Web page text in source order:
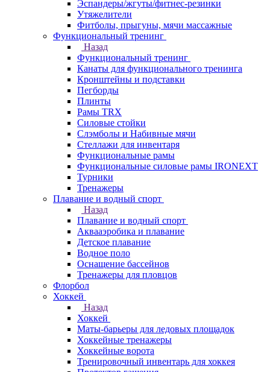
Эспандеры/жгуты/фитнес-резинки
Утяжелители
Фитболы, прыгуны, мячи массажные
Функциональный тренинг
Назад
Функциональный тренинг
Канаты для функционального тренинга
Кронштейны и подставки
Пегборды
Плинты
Рамы TRX
Силовые стойки
Слэмболы и Набивные мячи
Стеллажи для инвентаря
Функциональные рамы
Функциональные силовые рамы IRONEXT
Турники
Тренажеры
Плавание и водный спорт
Назад
Плавание и водный спорт
Аквааэробика и плавание
Детское плавание
Водное поло
Оснащение бассейнов
Тренажеры для пловцов
Флорбол
Хоккей
Назад
Хоккей
Маты-барьеры для ледовых площадок
Хоккейные тренажеры
Хоккейные ворота
Тренировочный инвентарь для хоккея